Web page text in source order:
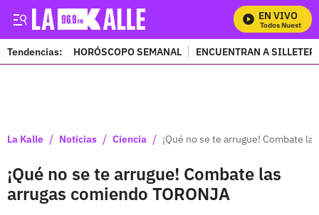
EN VIVO
Mira Todos Nuestros
Tendencias: HORÓSCOPO SEMANAL ENCUENTRAN A
La Kalle / Noticias / Ciencia / ¡Qué no se te arrugue! Combate
¡Qué no se te arrugue! Combate las
arrugas comiendo TORONJA